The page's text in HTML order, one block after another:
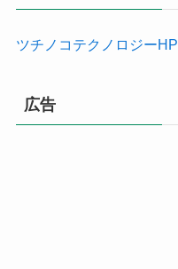
ツチノコテクノロジーHP
広告